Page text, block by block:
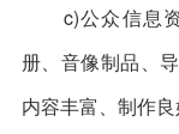
c)公众信息资
册、音像制品、
内容丰富、制作